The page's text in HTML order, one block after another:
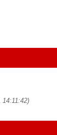
14:11:42)